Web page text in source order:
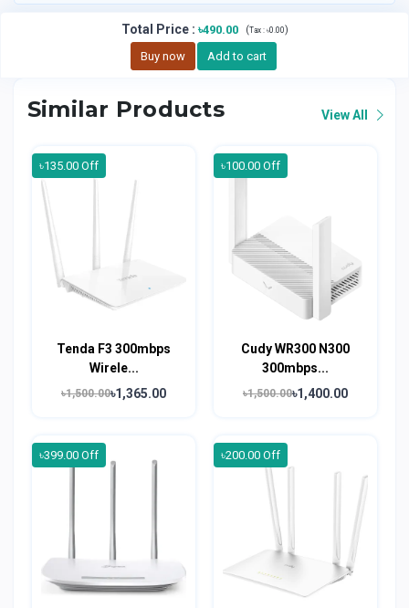
Total Price: ৳490.00 (Tax : ৳0.00)
Buy now Add to cart
Similar Products View All
৳135.00 Off
Tenda F3 300mbps
Wirele...
৳1,500.00৳1,365.00
৳100.00 Off
Cudy WR300 N300
300mbps...
৳1,500.00৳1,400.00
৳399.00 Off ৳200.00 Off